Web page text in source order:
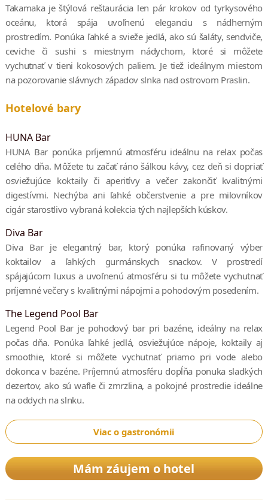
Takamaka je štýlová reštaurácia len pár krokov od tyrkysového
oceánu, ktorá spája uvoľnenú eleganciu s nádherným
prostredím. Ponúka ľahké a svieže jedlá, ako sú šaláty, sendviče,
ceviche či sushi s miestnym nádychom, ktoré si môžete
vychutnať v tieni kokosových paliem. Je tiež ideálnym miestom
na pozorovanie slávnych západov slnka nad ostrovom Praslin.
Hotelové bary
HUNA Bar
HUNA Bar ponúka príjemnú atmosféru ideálnu na relax počas
celého dňa. Môžete tu začať ráno šálkou kávy, cez deň si dopriať
osviežujúce koktaily či aperitívy a večer zakončiť kvalitnými
digestívmi. Nechýba ani ľahké občerstvenie a pre milovníkov
cigár starostlivo vybraná kolekcia tých najlepších kúskov.
Diva Bar
Diva Bar je elegantný bar, ktorý ponúka rafinovaný výber
koktailov a ľahkých gurmánskych snackov. V prostredí
spájajúcom luxus a uvoľnenú atmosféru si tu môžete vychutnať
príjemné večery s kvalitnými nápojmi a pohodovým posedením.
The Legend Pool Bar
Legend Pool Bar je pohodový bar pri bazéne, ideálny na relax
počas dňa. Ponúka ľahké jedlá, osviežujúce nápoje, koktaily aj
smoothie, ktoré si môžete vychutnať priamo pri vode alebo
dokonca v bazéne. Príjemnú atmosféru dopĺňa ponuka sladkých
dezertov, ako sú wafle či zmrzlina, a pokojné prostredie ideálne
na oddych na slnku.
Viac o gastronómii
Mám záujem o hotel